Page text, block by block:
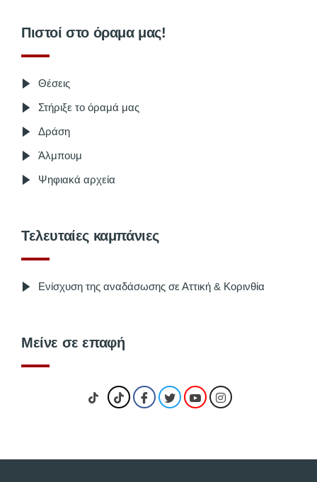
Πιστοί στο όραμα μας!
Θέσεις
Στήριξε το όραμά μας
Δράση
Άλμπουμ
Ψηφιακά αρχεία
Τελευταίες καμπάνιες
Ενίσχυση της αναδάσωσης σε Αττική & Κορινθία
Μείνε σε επαφή